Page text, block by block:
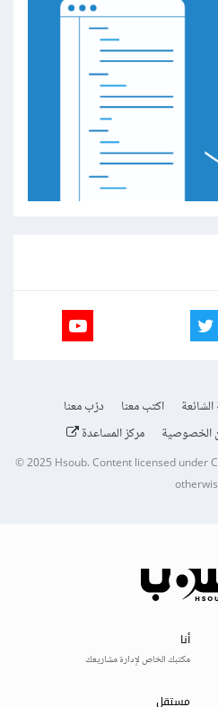
اكتب معنا
درّب معنا
الخصوصية مركز المساعدة
© 2025Hsoub.Content licensed under